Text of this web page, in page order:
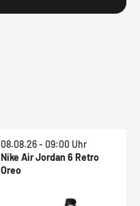
08.08.26 - 09:00 Uhr
Nike Air Jordan 6 Retro
Oreo